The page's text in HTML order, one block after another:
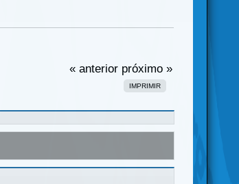
« anterior próximo »
IMPRIMIR